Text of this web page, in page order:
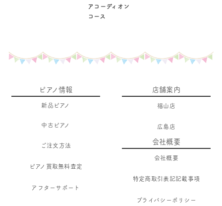
アコーディオン
コース
ピアノ情報
新品ピアノ
中古ピアノ
ご注文方法
ピアノ買取無料査定
アフターサポート
店舗案内
福山店
広島店
会社概要
会社概要
特定商取引表記記載事項
プライバシーポリシー